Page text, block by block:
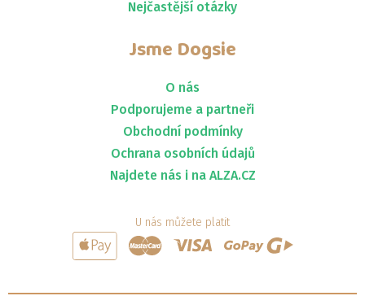
Nejčastější otázky
Jsme Dogsie
O nás
Podporujeme a partneři
Obchodní podmínky
Ochrana osobních údajů
Najdete nás i na ALZA.CZ
U nás můžete platit